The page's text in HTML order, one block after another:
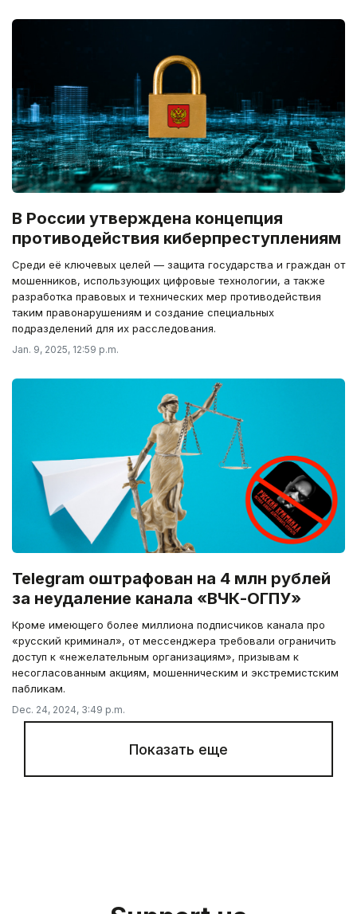
В России утверждена концепция
противодействия киберпреступлениям
Среди её ключевых целей — защита государства и граждан от
мошенников, использующих цифровые технологии, а также
разработка правовых и технических мер противодействия
таким правонарушениям и создание специальных
подразделений для их расследования.
Jan. 9, 2025, 12:59 p.m.
Telegram оштрафован на 4 млн рублей
за неудаление канала «ВЧК-ОГПУ»
Кроме имеющего более миллиона подписчиков канала про
«русский криминал», от мессенджера требовали ограничить
доступ к «нежелательным организациям», призывам к
несогласованным акциям, мошенническим и экстремистским
пабликам.
Dec. 24, 2024, 3:49 p.m.
Показать еще